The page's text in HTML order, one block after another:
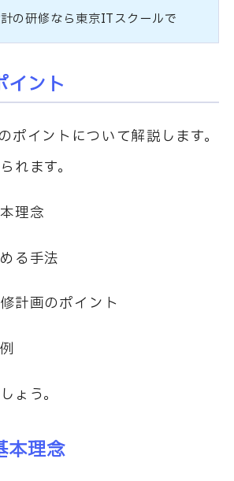
の研修なら東京ITスクールで
イント
ポイントについて解説します。
れます。
理念
る手法
計画のポイント
ょう。
本理念